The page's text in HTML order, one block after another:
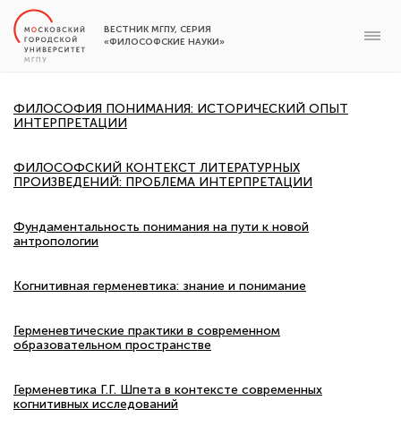
ВЕСТНИК МГПУ, СЕРИЯ
«ФИЛОСОФСКИЕ НАУКИ»
ФИЛОСОФИЯ ПОНИМАНИЯ: ИСТОРИЧЕСКИЙ ОПЫТ
ИНТЕРПРЕТАЦИИ
ФИЛОСОФСКИЙ КОНТЕКСТ ЛИТЕРАТУРНЫХ
ПРОИЗВЕДЕНИЙ: ПРОБЛЕМА ИНТЕРПРЕТАЦИИ
Фундаментальность понимания на пути к новой
антропологии
Когнитивная герменевтика: знание и понимание
Герменевтические практики в современном
образовательном пространстве
Герменевтика Г.Г. Шпета в контексте современных
когнитивных исследований